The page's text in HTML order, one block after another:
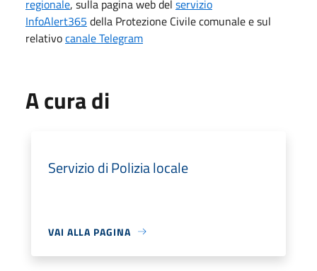
regionale, sulla pagina web del servizio
InfoAlert365 della Protezione Civile comunale e sul
relativocanale Telegram
A cura di
Servizio di Polizia locale
VAI ALLA PAGINA